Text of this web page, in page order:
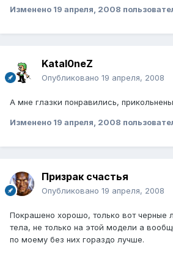
Изменено 19 апреля, 2008
Katal0neZ
Опубликовано 19 апреля, 2008
А мне глазки понравились,
Изменено 19 апреля, 2008
Призрак счастья
Опубликовано 19 апреля, 2008
Покрашено хорошо, только вот черные
тела, не только на этой модели а
по моему без них гораздо лучше.